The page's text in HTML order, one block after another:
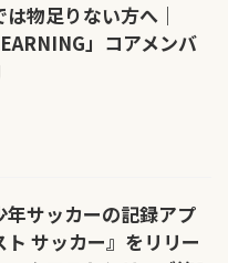
物足りない方へ｜
」コアメンバ
年サッカーの記録アプ
ト サッカー』をリリー